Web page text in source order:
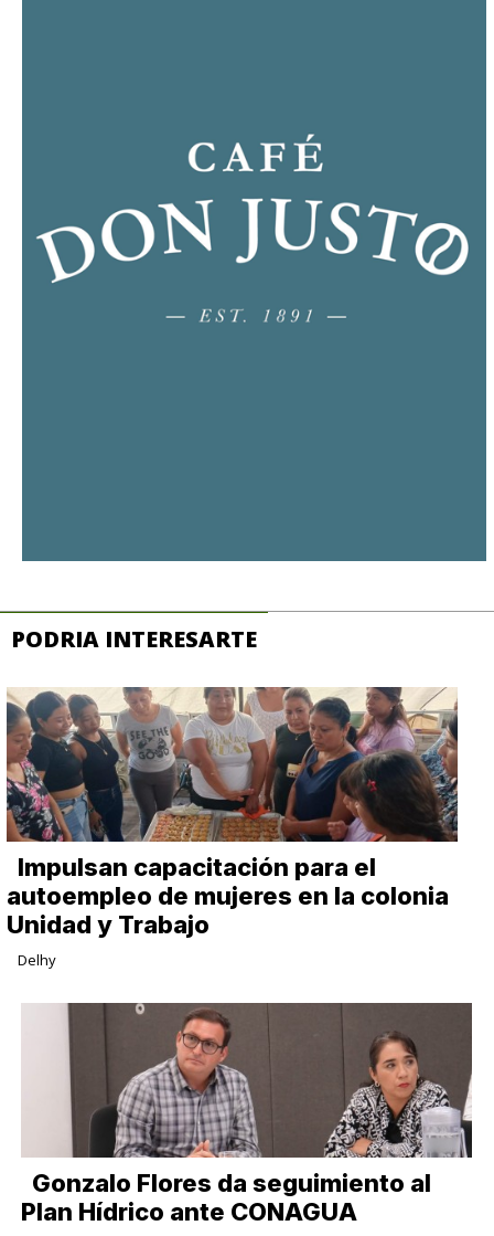
PODRIA INTERESARTE
Impulsan capacitación para el
autoempleo de mujeres en la colonia
Unidad y Trabajo
Delhy
Gonzalo Flores da seguimiento al
Plan Hídrico ante CONAGUA